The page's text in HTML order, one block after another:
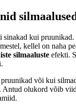
kui
kellel on naha
silmaaluste efekti.
või kui
. Antud olukord võib